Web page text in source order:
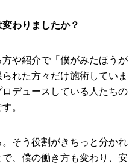
わりましたか？
や紹介で「僕がみたほうが
れた方々だけ施術していま
デュースしている人たちの
。
そう役割がきちっと分かれ
、僕の働き方も変わり、安